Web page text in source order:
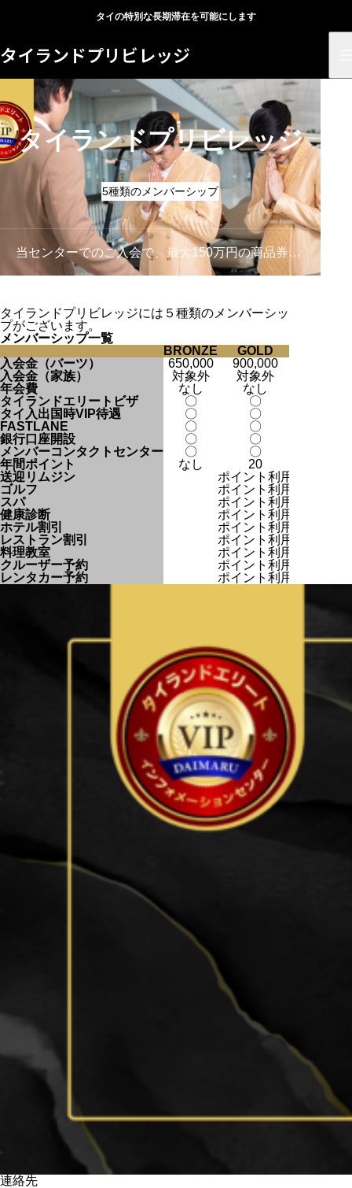
タイの特別な長期滞在を可能にします
タイランドプリビレッジ
タイランドプリビレッジ
5種類のメンバーシップ
当センターでのご入会で、最大150万円の商品券プレゼント
タイランドプリビレッジには５種類のメンバーシッ
プがございます。
メンバーシップ一覧
BRONZE
GOLD
入会金（バーツ）
650,000 900,000
入会金（家族）
対象外 対象外
年会費
なし なし
タイランドエリートビザ
〇 〇
タイ入出国時VIP待遇
〇 〇
FASTLANE
〇 〇
銀行口座開設
〇 〇
メンバーコンタクトセンター
〇 〇
年間ポイント
なし 20
送迎リムジン
ポイント利用
ゴルフ
ポイント利用
スパ
ポイント利用
健康診断
ポイント利用
ホテル割引
ポイント利用
レストラン割引
ポイント利用
料理教室
ポイント利用
クルーザー予約
ポイント利用
レンタカー予約
ポイント利用
連絡先